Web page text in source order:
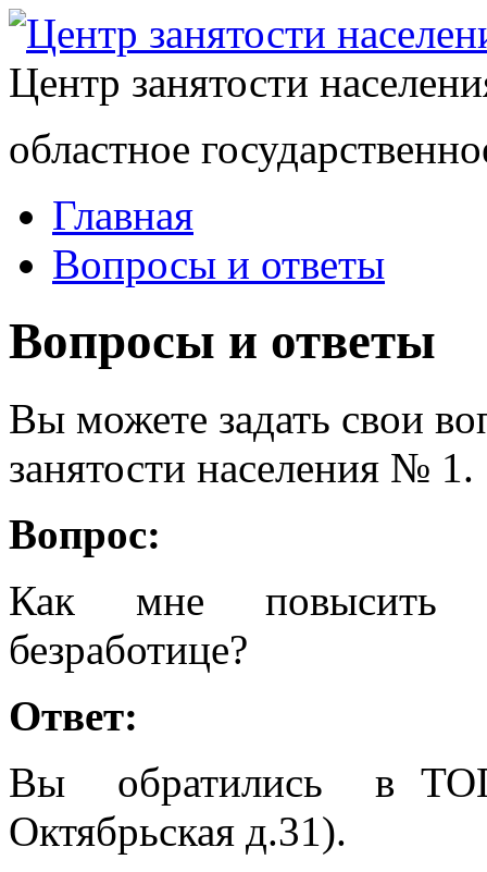
Центр занятости
областное
Главная
Вопросы и ответы
Вопросы и ответы
Вы можете задать свои
занятости населения № 1.
Вопрос:
Как мне повысить
безработице?
Ответ:
Вы обратились в
Октябрьская д.31).